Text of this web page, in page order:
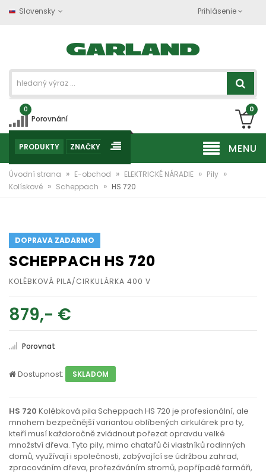
Slovensky Prihlásenie
0
Porovnání
0
MENU
PRODUKTY ZNAČKY
Úvodní strana » E-obchod » ELEKTRICKÉ NÁRADIE » Píly »
Kolískové » Scheppach » HS 720
DOPRAVA ZADARMO
SCHEPPACH HS 720
KOLÉBKOVÁ PILA/CIRKULÁRKA 400 V
879,- €
Porovnat
Dostupnost: SKLADOM
HS 720 Kolébková pila Scheppach HS 720 je profesionální, ale
mnohem bezpečnější variantou oblíbených cirkulárek pro ty,
kteří musí každoročně zvládnout pořezat opravdu velké
množství dřeva. Tyto pily, mimo chatařů či vlastníků rodinných
domů, využívají i společnosti, zabývající se údržbou zahrad,
zpracováním dřeva, prořezáváním stromů, popřípadě farmáři,